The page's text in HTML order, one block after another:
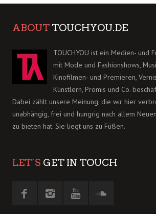
ABOUT TOUCHYOU.DE
TOUCHYOU ist ein Medien- und
mit Mode und Fashionshows,
Kinofilmen- und Premieren,
Künstlern, Promis und Co.
Dabei zählt unsere Meinung, die wir hier
unabhängig, frei und hungrig nach allem
zu bieten hat. Sie liegt uns zu Füßen.
LET´S GET IN TOUCH